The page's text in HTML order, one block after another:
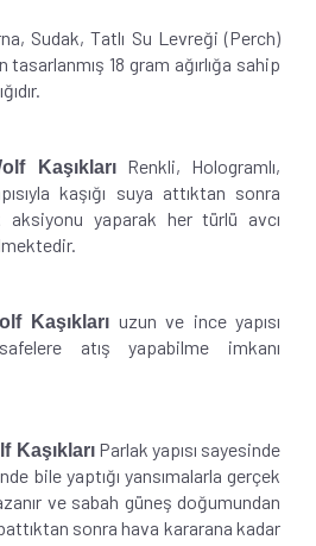
Sudak, Tatlı Su Levreği (Perch)
tasarlanmış 18 gram ağırlığa sahip
KaşıklarıRenkli, Hologramlı,
kaşığı suya attıktan sonra
aksiyonu yaparak her türlü avcı
Kaşıklarıuzun ve ince yapısı
atış yapabilme imkanı
KaşıklarıParlak yapısı sayesinde
bile yaptığı yansımalarla gerçek
ve sabah güneş doğumundan
sonra hava kararana kadar